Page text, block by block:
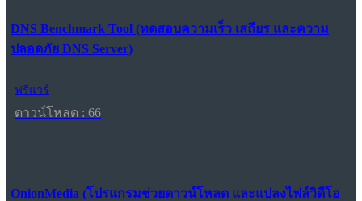
DNS Benchmark Tool (ทดสอบความเร็ว เสถียร และความ
ปลอดภัย DNS Server)
ฟรีแวร์
ดาวน์โหลด : 66
OnionMedia (โปรแกรมช่วยดาวน์โหลด และแปลงไฟล์วิดีโอ